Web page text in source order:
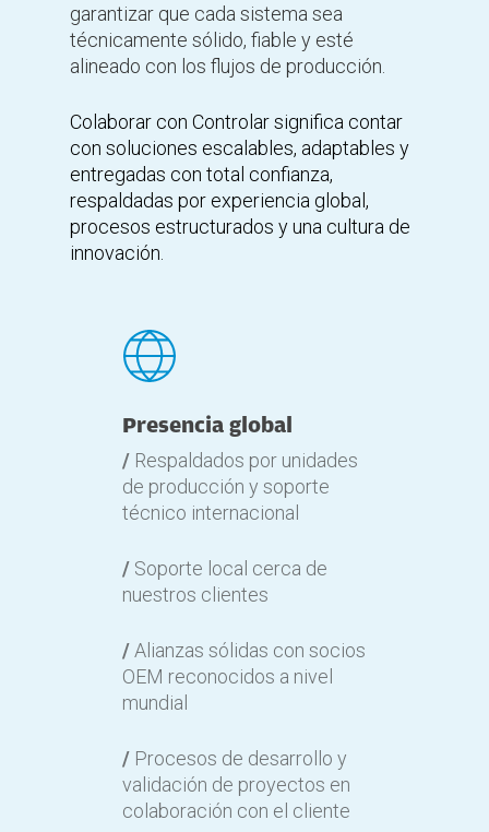
garantizar que cada sistema sea
técnicamente sólido, fiable y esté
alineado con los flujos de producción.
Colaborar con Controlar significa contar
con soluciones escalables, adaptables y
entregadas con total confianza,
respaldadas por experiencia global,
procesos estructurados y una cultura de
innovación.
Presencia global
/ Respaldados por unidades
de producción y soporte
técnico internacional
/ Soporte local cerca de
nuestros clientes
/Alianzas sólidas con socios
OEM reconocidos a nivel
mundial
/ Procesos de desarrollo y
validación de proyectos en
colaboración con el cliente